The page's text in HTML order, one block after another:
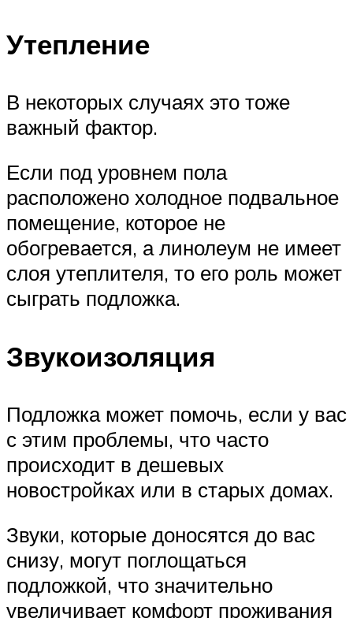
Утепление
В некоторых случаях это тоже
важный фактор.
Если под уровнем пола
расположено холодное подвальное
помещение, которое не
обогревается, а линолеум не имеет
слоя утеплителя, то его роль может
сыграть подложка.
Звукоизоляция
Подложка может помочь, если у вас
с этим проблемы, что часто
происходит в дешевых
новостройках или в старых домах.
Звуки, которые доносятся до вас
снизу, могут поглощаться
подложкой, что значительно
увеличивает комфорт проживания